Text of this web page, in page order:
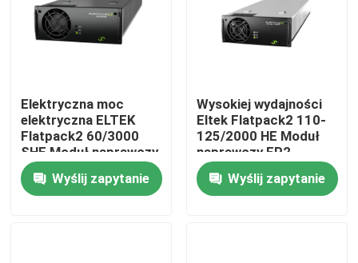
Dom
Elektryczna moc
elektryczna ELTEK
Flatpack2 60/3000
SHE Moduł naprawczy
241119.706
Wyślij zapytanie
Wysokiej wydajności
Eltek Flatpack2 110-
125/2000 HE Moduł
naprawczy FP2
110/2000 HE WOR
Część nr 241115.805
Wyślij zapytanie